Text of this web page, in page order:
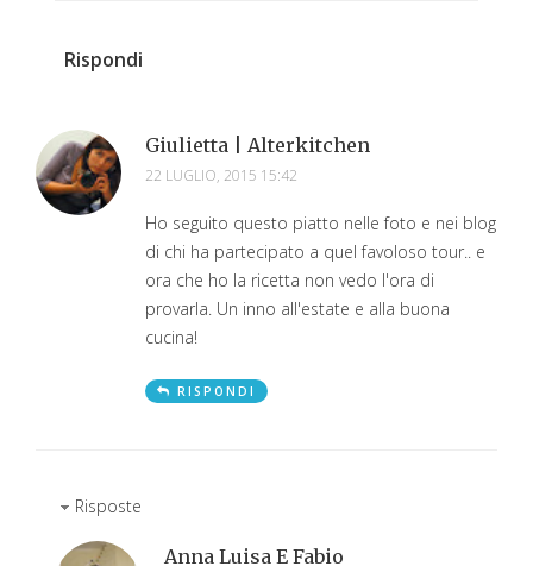
Rispondi
Giulietta | Alterkitchen
22 LUGLIO, 2015 15:42
Ho seguito questo piatto nelle foto e nei blog
di chi ha partecipato a quel favoloso tour.. e
ora che ho la ricetta non vedo l'ora di
provarla. Un inno all'estate e alla buona
cucina!
RISPONDI
Risposte
Anna Luisa E Fabio